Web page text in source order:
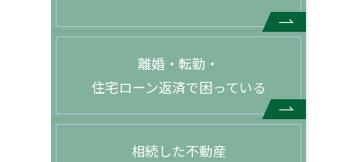
離婚・転勤・
住宅ローン返済で困っている
相続した不動産